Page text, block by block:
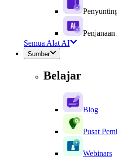
Semua Alat AI
Sumber
Belajar
Blog
Pusat
Webinars